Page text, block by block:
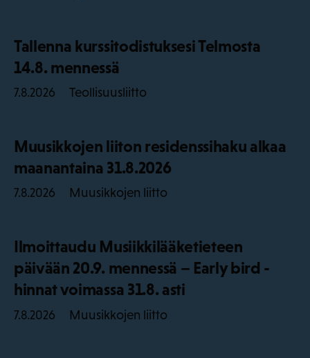
Tallenna kurssitodistuksesi Telmosta
14.8. mennessä
7.8.2026 Teollisuusliitto
Muusikkojen liiton residenssihaku alkaa
maanantaina 31.8.2026
7.8.2026 Muusikkojen liitto
Ilmoittaudu Musiikkilääketieteen
päivään 20.9. mennessä – Early bird -
hinnat voimassa 31.8. asti
7.8.2026 Muusikkojen liitto